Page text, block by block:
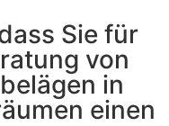
Sie für
von
in
einen